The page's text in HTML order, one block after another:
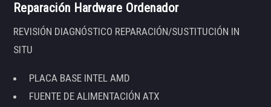
Reparación Hardware Ordenador
REVISIÓN DIAGNÓSTICO REPARACIÓN/SUSTITUCIÓN IN
SITU
PLACA BASE INTEL AMD
FUENTE DE ALIMENTACIÓN ATX